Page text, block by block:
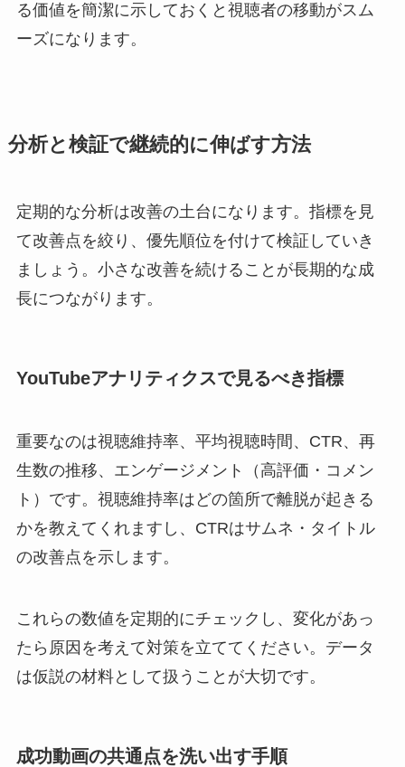
る価値を簡潔に示しておくと視聴者の移動がスム
ーズになります。
分析と検証で継続的に伸ばす方法
定期的な分析は改善の土台になります。指標を見
て改善点を絞り、優先順位を付けて検証していき
ましょう。小さな改善を続けることが長期的な成
長につながります。
YouTubeアナリティクスで見るべき指標
重要なのは視聴維持率、平均視聴時間、CTR、再
生数の推移、エンゲージメント（高評価・コメン
ト）です。視聴維持率はどの箇所で離脱が起きる
かを教えてくれますし、CTRはサムネ・タイトル
の改善点を示します。
これらの数値を定期的にチェックし、変化があっ
たら原因を考えて対策を立ててください。データ
は仮説の材料として扱うことが大切です。
成功動画の共通点を洗い出す手順